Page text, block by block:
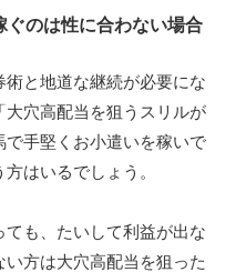
ぐのは性に合わない場合
と地道な継続が必要にな
大穴高配当を狙うスリルが
手堅くお小遣いを稼いで
はいるでしょう。
も、たいして利益が出な
方は大穴高配当を狙った